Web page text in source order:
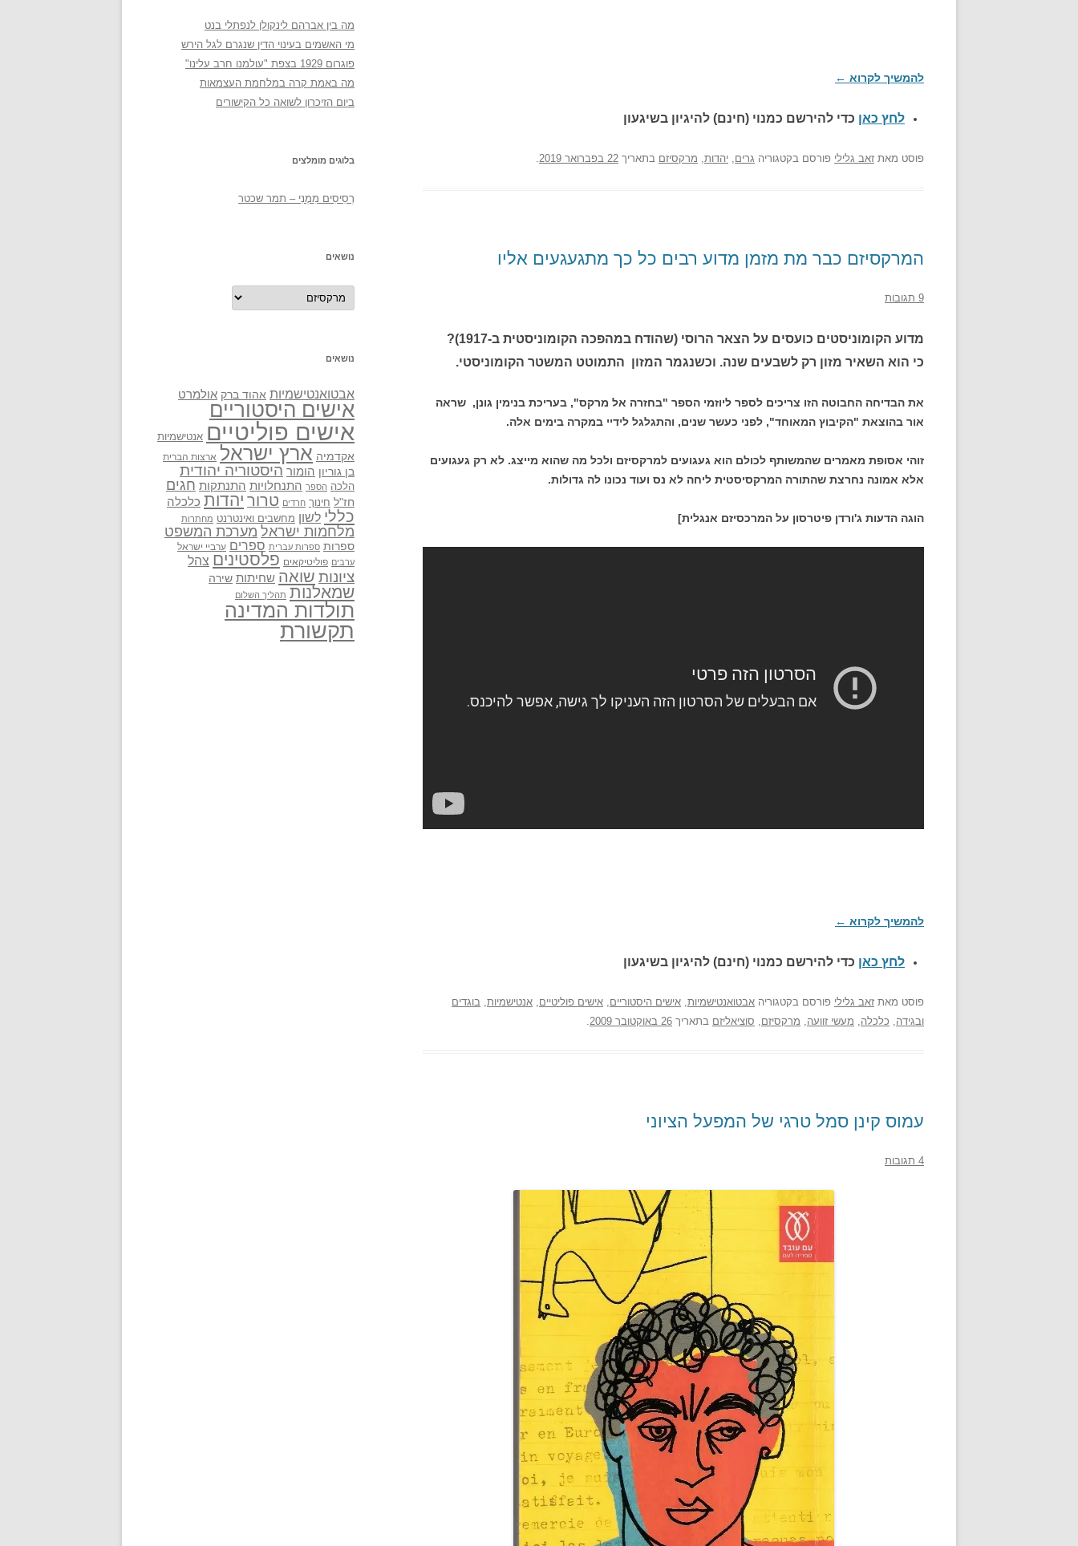
להמשיך לקרוא ←
לחץ כאן כדי להירשם כמנוי (חינם) להיגיון בשיגעון
פוסט מאת זאב גלילי פורסם בקטגוריה גרים, יהדות, מרקסיזם בתאריך 22 בפברואר 2019 .
המרקסיזם כבר מת מזמן מדוע רבים כל כך מתגעגעים אליו
9 תגובות
מדוע הקומוניסטים כועסים על הצאר הרוסי (שהודח במהפכה הקומוניסטית ב-1917)?
כי הוא השאיר מזון רק לשבעים שנה. וכשנגמר המזון התמוטט המשטר הקומוניסטי.
את הבדיחה החבוטה הזו צריכים לספר ליוזמי הספר "בחזרה אל מרקס", בעריכת בנימין גונן, שראה
אור בהוצאת "הקיבוץ המאוחד", לפני כעשר שנים, והתגלגל לידיי במקרה בימים אלה.
זוהי אסופת מאמרים שהמשותף לכולם הוא געגועים למרקסיזם ולכל מה שהוא מייצג. לא רק געגועים
אלא אמונה נחרצת שהתורה המרקסיסטית ליחה לא נס ועוד נכונו לה גדולות.
הוגה הדעות ג'ורדן פיטרסון על המרכסיזם אנגלית]
להמשיך לקרוא ←
לחץ כאן כדי להירשם כמנוי (חינם) להיגיון בשיגעון
פוסט מאת זאב גלילי פורסם בקטגוריה אבטואנטישמיות, אישים היסטוריים, אישים פוליטיים, אנטישמיות, בוגדים
ובגידה, כלכלה, מעשי זוועה, מרקסיזם, סוציאליזם בתאריך 26 באוקטובר 2009 .
עמוס קינן סמל טרגי של המפעל הציוני
4 תגובות
מה בין אברהם לינקולן לנפתלי בנט
מי האשמים בעינוי הדין שנגרם לגל הירש
פוגרום 1929 בצפת "עולמנו חרב עלינו"
מה באמת קרה במלחמת העצמאות
ביום הזיכרון לשואה כל הקישורים
בלוגים מומלצים
רְסִיסִים מִמֶנִי – תמר שכטר
נושאים
נושאים
נושאים
אבטואנטישמיות אהוד ברק אולמרט
אישים היסטוריים
אישים פוליטיים אנטישמיות
אקדמיה ארץ ישראל ארצות הברית
בן גוריון הומור היסטוריה יהודית
הלכה הספר התנחלויות התנתקות חגים
חז"ל חינוך חרדים טרור יהדות כלכלה
כללי לשון מחשבים ואינטרנט מחתרות
מלחמות ישראל מערכת המשפט
ספרות ספרות עברית ספרים ערביי ישראל
ערבים פוליטיקאים פלסטינים צהל
ציונות שואה שחיתות שירה
שמאלנות תהליך השלום
תולדות המדינה
תקשורת